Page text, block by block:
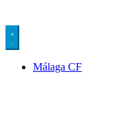
Málaga CF